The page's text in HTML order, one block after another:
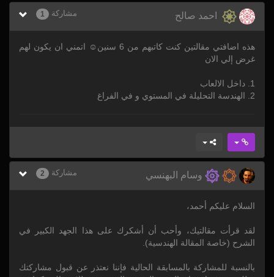
احمد صالح مشاركة 1
هذه اضافتي مقالتين كنت كاتبهم من 6 سنين☺ اتمني ان يكون لهم
غرض إلي الان
1. داخل الالعاب
2. الهندسة التحليلة في المستوي و في الفراغ
وسام البهنسي مشاركة 2
السلام عليكم أحمد،
لقد قرأت مقالتيك، وأحب أن أشكرك على هذا الجهد الكبير في
الشرح (خاصة المقالة الهندسية).
بالنسبة للمشاركة بالمسابقة الحالية فإننا نعتذر عن قبول مشاركتك